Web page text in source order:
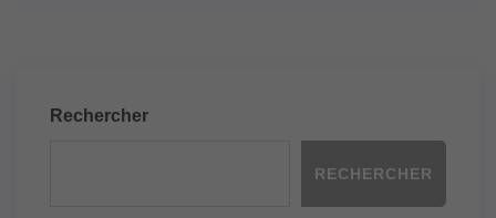
Rechercher
RECHERCHER